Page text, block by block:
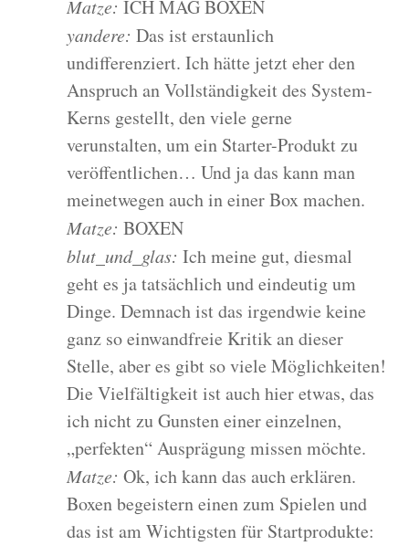
Matze: ICH MAG BOXEN
yandere: Das ist erstaunlich
undifferenziert. Ich hätte jetzt eher den
Anspruch an Vollständigkeit des System-
Kerns gestellt, den viele gerne
verunstalten, um ein Starter-Produkt zu
veröffentlichen… Und ja das kann man
meinetwegen auch in einer Box machen.
Matze: BOXEN
blut_und_glas: Ich meine gut, diesmal
geht es ja tatsächlich und eindeutig um
Dinge. Demnach ist das irgendwie keine
ganz so einwandfreie Kritik an dieser
Stelle, aber es gibt so viele Möglichkeiten!
Die Vielfältigkeit ist auch hier etwas, das
ich nicht zu Gunsten einer einzelnen,
„perfekten“ Ausprägung missen möchte.
Matze: Ok, ich kann das auch erklären.
Boxen begeistern einen zum Spielen und
das ist am Wichtigsten für Startprodukte: